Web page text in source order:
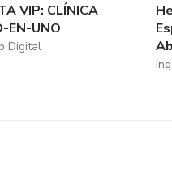
VIP: CLÍNICA
EN-UNO
Digital